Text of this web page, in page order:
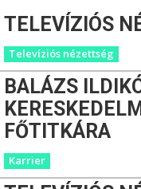
TELEVÍZIÓS
Televíziós nézettség
BALÁZS
FŐTITKÁRA
Karrier